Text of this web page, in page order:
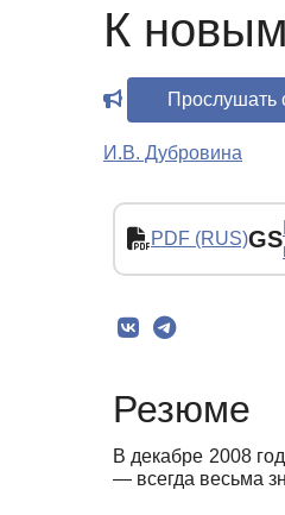
К
Прослушать
И.В. Дубровина
PDF (RUS)GS
Резюме
В декабре 2008
— всегда весьма